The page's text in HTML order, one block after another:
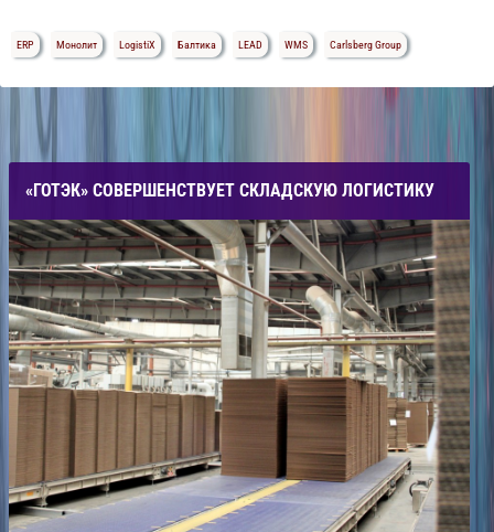
ERP Монолит LogistiX Балтика LEAD WMS Carlsberg Group
«ГОТЭК» СОВЕРШЕНСТВУЕТ СКЛАДСКУЮ ЛОГИСТИКУ